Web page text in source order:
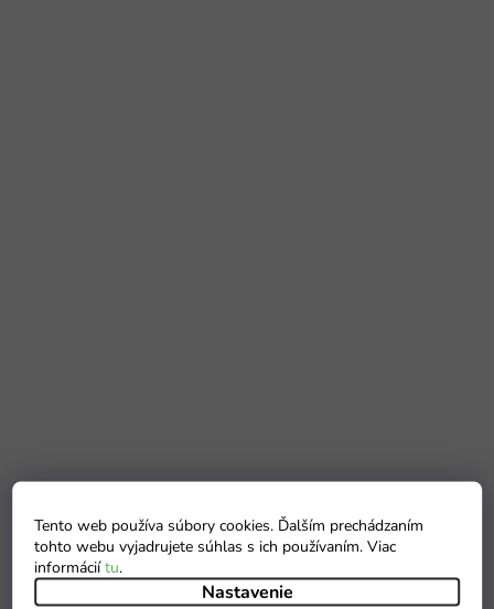
Tento web používa súbory cookies. Ďalším prechádzaním
tohto webu vyjadrujete súhlas s ich používaním. Viac
informáciítu.
Nastavenie